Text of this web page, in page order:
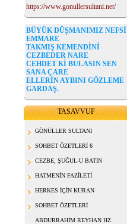
https://www.gonullersultani.net/
BÜYÜK DÜŞMANIMIZ NEFSİ
EMMARE
TAKMIŞ KEMENDİNİ
CEZBEDER NARE
CEHDET Kİ BULASIN SEN
SANA ÇARE
ELLERİN AYBINI GÖZLEME
GARDAŞ.
TASAVVUF
GÖNÜLLER SULTANI
SOHBET ÖZETLERİ 6
CEZBE, ŞUĞUL-U BATIN
HATMENİN FAZİLETİ
HERKES İÇİN KURAN
SOHBET ÖZETLERİ
ABDURRAHİM REYHAN HZ.